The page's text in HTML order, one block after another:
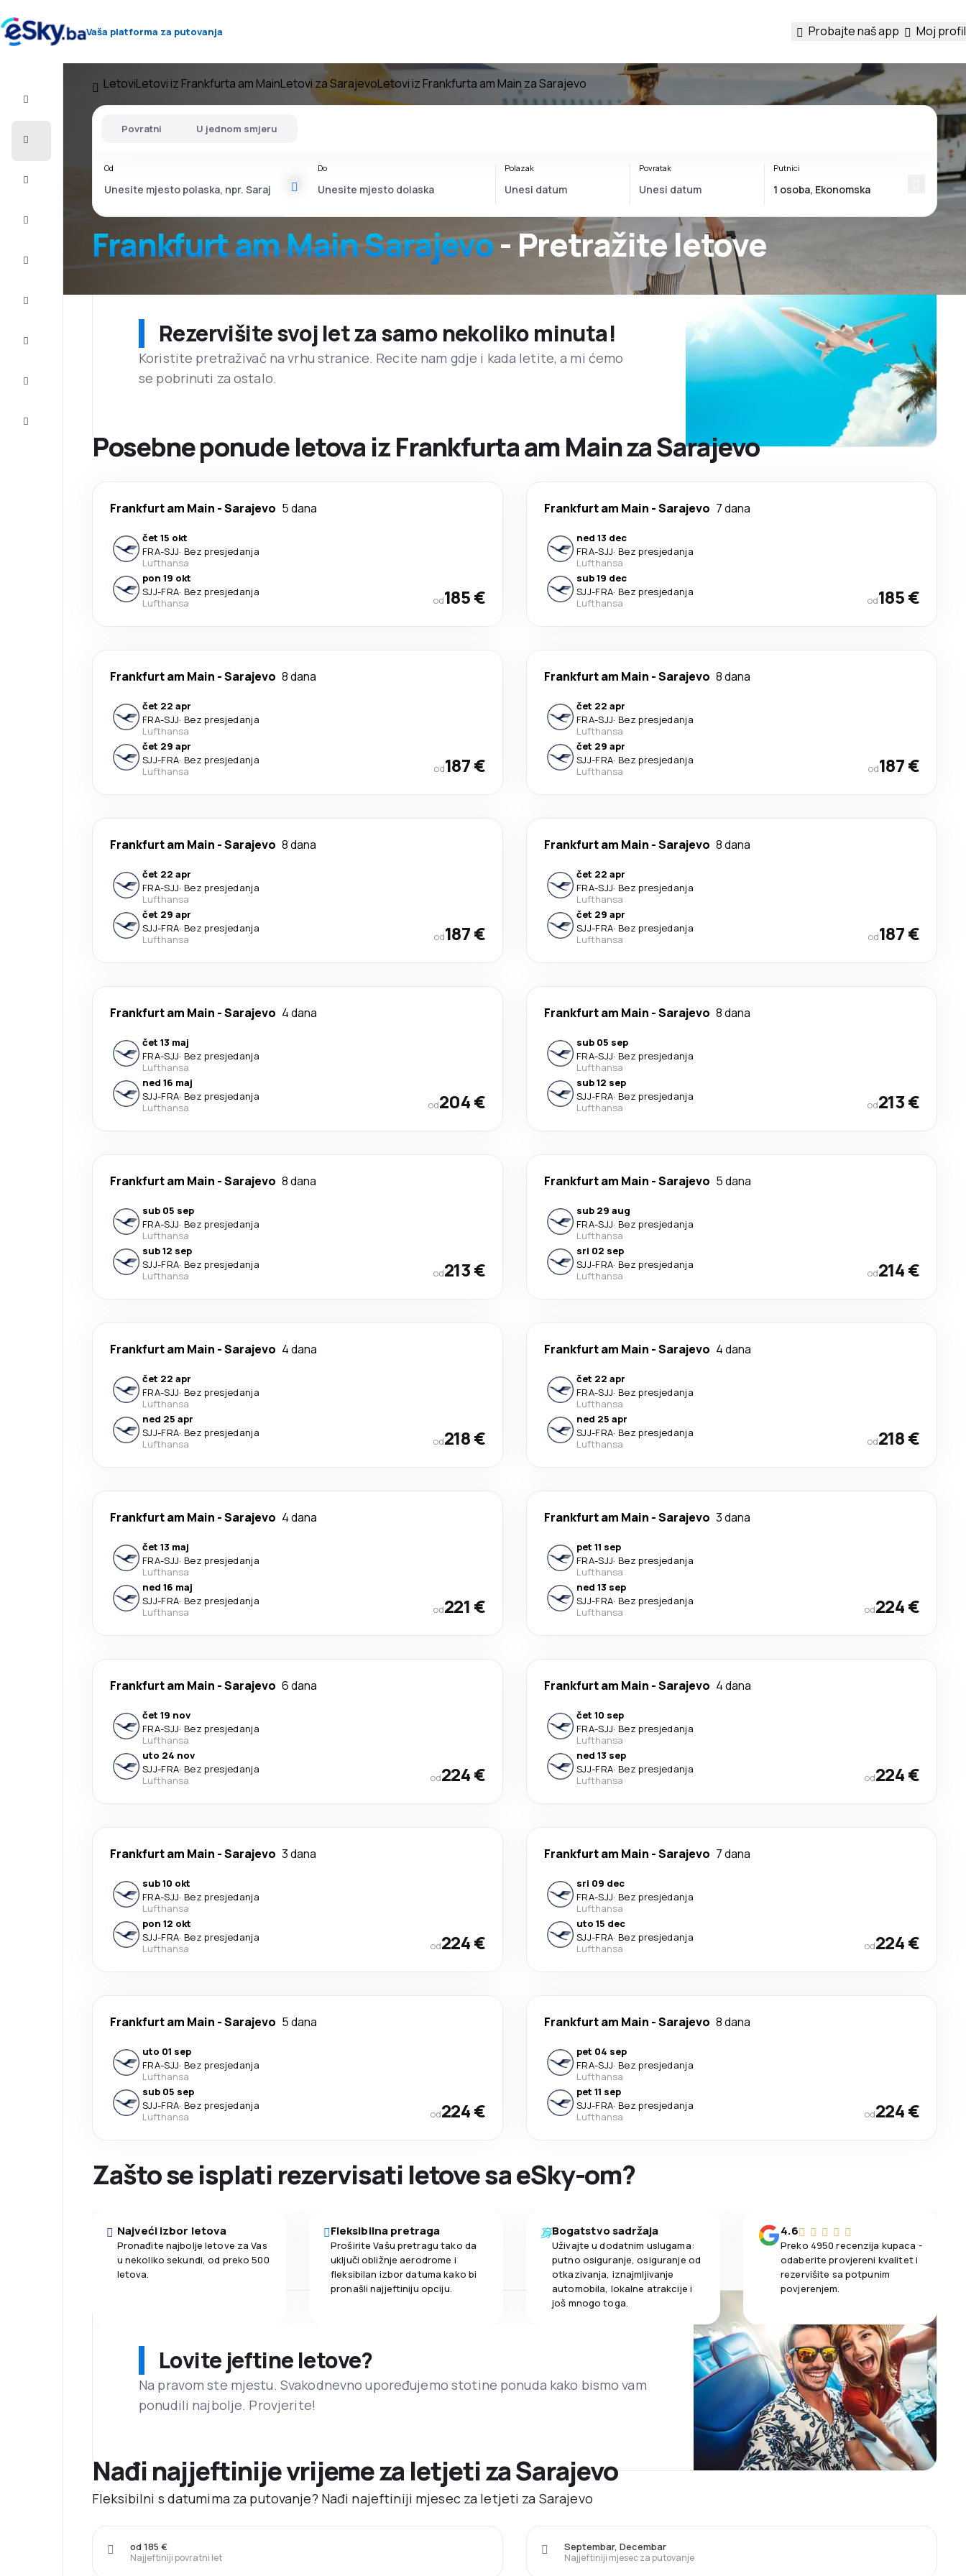
Vaša platforma za putovanja Probajte naš app Moj profil
LetoviLetovi iz Frankfurta am MainLetovi za SarajevoLetovi iz Frankfurta am Main za Sarajevo
Frankfurt am Main Sarajevo- Pretražite letove
Povratni U jednom smjeru
Od Do Polazak Povratak Putnici
Rezervišite svoj let za samo nekoliko minuta!
Koristite pretraživač na vrhu stranice. Recite nam gdje i kada letite, a mi ćemo
se pobrinuti za ostalo.
Posebne ponude letova iz Frankfurta am Main za Sarajevo
Frankfurt am Main -Sarajevo 5 dana
čet 15 okt
FRA-SJJ· Bez presjedanja
Lufthansa
pon 19 okt
SJJ-FRA· Bez presjedanja
Lufthansa
od185 €
Frankfurt am Main -Sarajevo 7 dana
ned 13 dec
FRA-SJJ· Bez presjedanja
Lufthansa
sub 19 dec
SJJ-FRA· Bez presjedanja
Lufthansa
od185 €
Frankfurt am Main -Sarajevo 8 dana
čet 22 apr
FRA-SJJ· Bez presjedanja
Lufthansa
čet 29 apr
SJJ-FRA· Bez presjedanja
Lufthansa
od187 €
Frankfurt am Main -Sarajevo 8 dana
čet 22 apr
FRA-SJJ· Bez presjedanja
Lufthansa
čet 29 apr
SJJ-FRA· Bez presjedanja
Lufthansa
od187 €
Frankfurt am Main -Sarajevo 8 dana
čet 22 apr
FRA-SJJ· Bez presjedanja
Lufthansa
čet 29 apr
SJJ-FRA· Bez presjedanja
Lufthansa
od187 €
Frankfurt am Main -Sarajevo 8 dana
čet 22 apr
FRA-SJJ· Bez presjedanja
Lufthansa
čet 29 apr
SJJ-FRA· Bez presjedanja
Lufthansa
od187 €
Frankfurt am Main -Sarajevo 4 dana
čet 13 maj
FRA-SJJ· Bez presjedanja
Lufthansa
ned 16 maj
SJJ-FRA· Bez presjedanja
Lufthansa
od204 €
Frankfurt am Main -Sarajevo 8 dana
sub 05 sep
FRA-SJJ· Bez presjedanja
Lufthansa
sub 12 sep
SJJ-FRA· Bez presjedanja
Lufthansa
od213 €
Frankfurt am Main -Sarajevo 8 dana
sub 05 sep
FRA-SJJ· Bez presjedanja
Lufthansa
sub 12 sep
SJJ-FRA· Bez presjedanja
Lufthansa
od213 €
Frankfurt am Main -Sarajevo 5 dana
sub 29 aug
FRA-SJJ· Bez presjedanja
Lufthansa
sri 02 sep
SJJ-FRA· Bez presjedanja
Lufthansa
od214 €
Frankfurt am Main -Sarajevo 4 dana
čet 22 apr
FRA-SJJ· Bez presjedanja
Lufthansa
ned 25 apr
SJJ-FRA· Bez presjedanja
Lufthansa
od218 €
Frankfurt am Main -Sarajevo 4 dana
čet 22 apr
FRA-SJJ· Bez presjedanja
Lufthansa
ned 25 apr
SJJ-FRA· Bez presjedanja
Lufthansa
od218 €
Frankfurt am Main -Sarajevo 4 dana
čet 13 maj
FRA-SJJ· Bez presjedanja
Lufthansa
ned 16 maj
SJJ-FRA· Bez presjedanja
Lufthansa
od221 €
Frankfurt am Main -Sarajevo 3 dana
pet 11 sep
FRA-SJJ· Bez presjedanja
Lufthansa
ned 13 sep
SJJ-FRA· Bez presjedanja
Lufthansa
od224 €
Frankfurt am Main -Sarajevo 6 dana
čet 19 nov
FRA-SJJ· Bez presjedanja
Lufthansa
uto 24 nov
SJJ-FRA· Bez presjedanja
Lufthansa
od224 €
Frankfurt am Main -Sarajevo 4 dana
čet 10 sep
FRA-SJJ· Bez presjedanja
Lufthansa
ned 13 sep
SJJ-FRA· Bez presjedanja
Lufthansa
od224 €
Frankfurt am Main -Sarajevo 3 dana
sub 10 okt
FRA-SJJ· Bez presjedanja
Lufthansa
pon 12 okt
SJJ-FRA· Bez presjedanja
Lufthansa
od224 €
Frankfurt am Main -Sarajevo 7 dana
sri 09 dec
FRA-SJJ· Bez presjedanja
Lufthansa
uto 15 dec
SJJ-FRA· Bez presjedanja
Lufthansa
od224 €
Frankfurt am Main -Sarajevo 5 dana
uto 01 sep
FRA-SJJ· Bez presjedanja
Lufthansa
sub 05 sep
SJJ-FRA· Bez presjedanja
Lufthansa
od224 €
Frankfurt am Main -Sarajevo 8 dana
pet 04 sep
FRA-SJJ· Bez presjedanja
Lufthansa
pet 11 sep
SJJ-FRA· Bez presjedanja
Lufthansa
od224 €
Zašto se isplati rezervisati letove sa eSky-om?
Najveći izbor letova
Pronađite najbolje letove za Vas
u nekoliko sekundi, od preko 500
letova.
Fleksibilna pretraga
Proširite Vašu pretragu tako da
uključi obližnje aerodrome i
fleksibilan izbor datuma kako bi
pronašli najjeftiniju opciju.
Bogatstvo sadržaja
Uživajte u dodatnim uslugama:
putno osiguranje, osiguranje od
otkazivanja, iznajmljivanje
automobila, lokalne atrakcije i
još mnogo toga.
4.6
Preko 4950 recenzija kupaca -
odaberite provjereni kvalitet i
rezervišite sa potpunim
povjerenjem.
Lovite jeftine letove?
Na pravom ste mjestu. Svakodnevno upoređujemo stotine ponuda kako bismo vam
ponudili najbolje. Provjerite!
Nađi najjeftinije vrijeme za letjeti za Sarajevo
Fleksibilni s datumima za putovanje? Nađi najeftiniji mjesec za letjeti za Sarajevo
Najjeftiniji povratni let
od 185 €
Najjeftiniji mjesec za putovanje
Septembar, Decembar